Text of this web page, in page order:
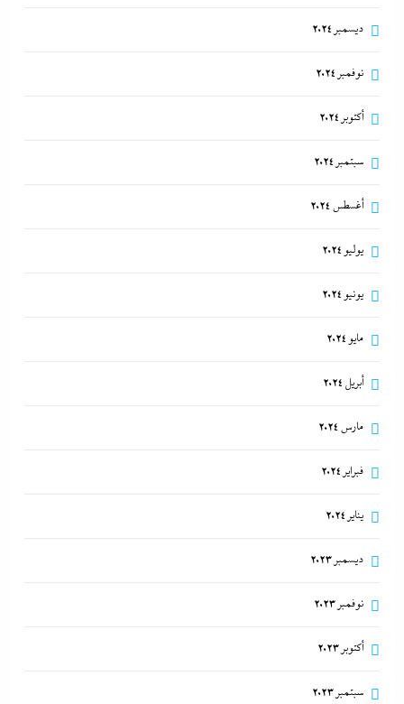
ديسمبر 2024
نوفمبر 2024
أكتوبر 2024
سبتمبر 2024
أغسطس 2024
يوليو 2024
يونيو 2024
مايو 2024
أبريل 2024
مارس 2024
فبراير 2024
يناير 2024
ديسمبر 2023
نوفمبر 2023
أكتوبر 2023
سبتمبر 2023